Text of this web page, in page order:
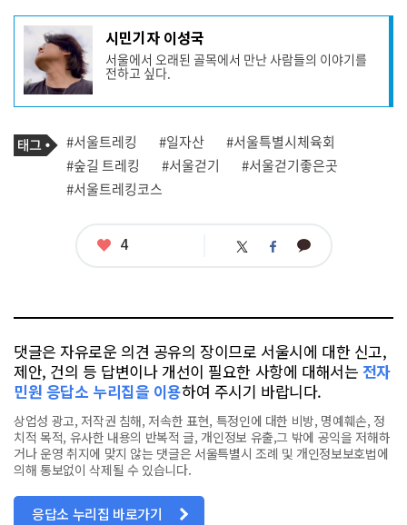
기
사
작
성
자
프
필
시민기자 이성국
서울에서 오래된 골목에서 만난 사람들의 이야기를
전하고 싶다.
기
사
관
련
태
태
그
#서울트레킹 #일자산
#서울특별시체육회
#숲길 트레킹
#서울걷기
#서울걷기좋은곳
#서울트레킹코스
좋
4 트 페 카
댓글은 자유로운 의견 공유의 장이므로 서울시에 대한 신고,
제안, 건의 등 답변이나 개선이 필요한 사항에 대해서는 전자
민원 응답소 누리집을 이용하여 주시기 바랍니다.
상업성 광고, 저작권 침해, 저속한 표현, 특정인에 대한 비방, 명예훼손, 정
치적 목적, 유사한 내용의 반복적 글, 개인정보 유출,그 밖에 공익을 저해하
거나 운영 취지에 맞지 않는 댓글은 서울특별시 조례 및 개인정보보호법에
의해 통보없이 삭제될 수 있습니다.
응답소 누리집 바로가기